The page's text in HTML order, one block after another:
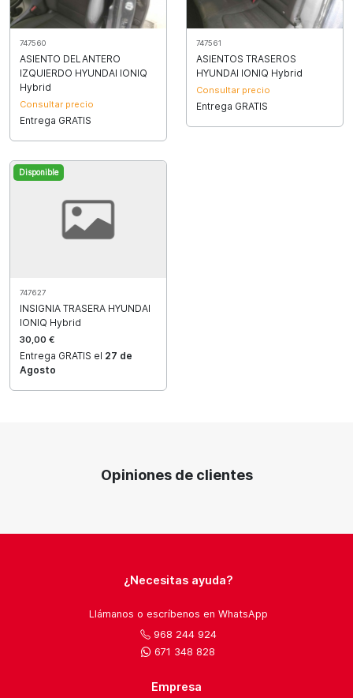
747560
ASIENTO DELANTERO
IZQUIERDO HYUNDAI IONIQ
Hybrid
Consultar precio
Entrega GRATIS
747561
ASIENTOS TRASEROS
HYUNDAI IONIQ Hybrid
Consultar precio
Entrega GRATIS
Disponible
747627
INSIGNIA TRASERA HYUNDAI
IONIQ Hybrid
30,00 €
Entrega GRATIS el 27 de
Agosto
Opiniones de clientes
¿Necesitas ayuda?
Llámanos o escríbenos en WhatsApp
968 244 924
671 348 828
Empresa